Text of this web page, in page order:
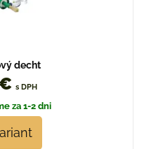
decht
s DPH
za 1-2 dni